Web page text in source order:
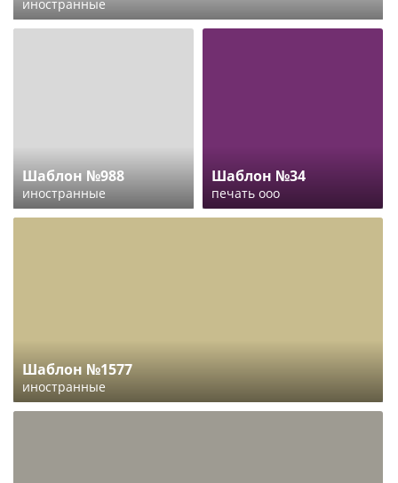
иностранные
Шаблон №988
иностранные
Шаблон №34
печать ооо
Шаблон №1577
иностранные